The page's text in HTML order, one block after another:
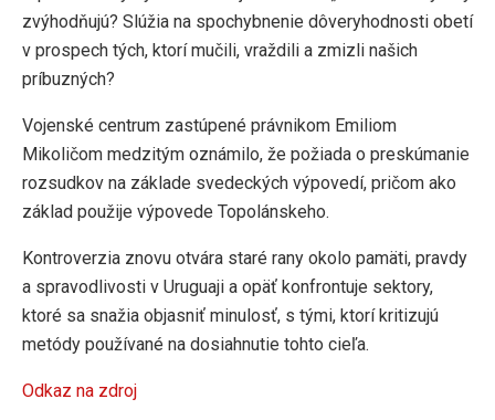
zvýhodňujú? Slúžia na spochybnenie dôveryhodnosti obetí
v prospech tých, ktorí mučili, vraždili a zmizli našich
príbuzných?
Vojenské centrum zastúpené právnikom Emiliom
Mikoličom medzitým oznámilo, že požiada o preskúmanie
rozsudkov na základe svedeckých výpovedí, pričom ako
základ použije výpovede Topolánskeho.
Kontroverzia znovu otvára staré rany okolo pamäti, pravdy
a spravodlivosti v Uruguaji a opäť konfrontuje sektory,
ktoré sa snažia objasniť minulosť, s tými, ktorí kritizujú
metódy používané na dosiahnutie tohto cieľa.
Odkaz na zdroj